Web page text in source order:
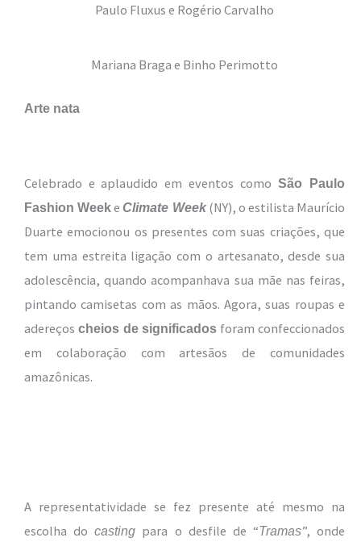
Paulo Fluxus e Rogério Carvalho
Mariana Braga e Binho Perimotto
Arte nata
Celebrado e aplaudido em eventos como São Paulo
Fashion Weeke Climate Week(NY), o estilista Maurício
Duarte emocionou os presentes com suas criações, que
tem uma estreita ligação com o artesanato, desde sua
adolescência, quando acompanhava sua mãe nas feiras,
pintando camisetas com as mãos. Agora, suas roupas e
adereços cheios de significados foram confeccionados
em colaboração com artesãos de comunidades
amazônicas.
A representatividade se fez presente até mesmo na
escolha docasting para o desfile de “Tramas”, onde